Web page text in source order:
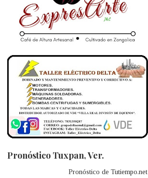
Pronóstico Tuxpan, Ver.
Pronóstico de Tutiempo.net